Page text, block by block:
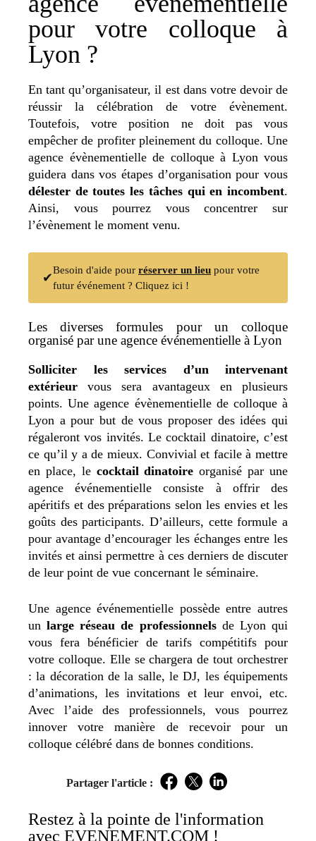
pour votre colloque à
Lyon ?
En tant qu’organisateur, il est dans votre devoir de
réussir la célébration de votre évènement.
Toutefois, votre position ne doit pas vous
empêcher de profiter pleinement du colloque. Une
agence évènementielle de colloque à Lyon vous
guidera dans vos étapes d’organisation pour vous
délester de toutes les tâches qui en incombent.
Ainsi, vous pourrez vous concentrer sur
l’évènement le moment venu.
✔
Besoin d'aide pour réserver un lieu pour votre
futur événement ? Cliquez ici !
Les diverses formules pour un colloque
organisé par une agence événementielle à Lyon
Solliciter les services d’un intervenant
extérieur vous sera avantageux en plusieurs
points. Une agence évènementielle de colloque à
Lyon a pour but de vous proposer des idées qui
régaleront vos invités. Le cocktail dinatoire, c’est
ce qu’il y a de mieux. Convivial et facile à mettre
en place, le cocktail dinatoire organisé par une
agence événementielle consiste à offrir des
apéritifs et des préparations selon les envies et les
goûts des participants. D’ailleurs, cette formule a
pour avantage d’encourager les échanges entre les
invités et ainsi permettre à ces derniers de discuter
de leur point de vue concernant le séminaire.
Une agence événementielle possède entre autres
unlarge réseau de professionnelsde Lyon qui
vous fera bénéficier de tarifs compétitifs pour
votre colloque. Elle se chargera de tout orchestrer
: la décoration de la salle, le DJ, les équipements
d’animations, les invitations et leur envoi, etc.
Avec l’aide des professionnels, vous pourrez
innover votre manière de recevoir pour un
colloque célébré dans de bonnes conditions.
Partager l'article : Facebook
TwitterLinkedIn
Restez à la pointe de l'information
avec EVENEMENT.COM !